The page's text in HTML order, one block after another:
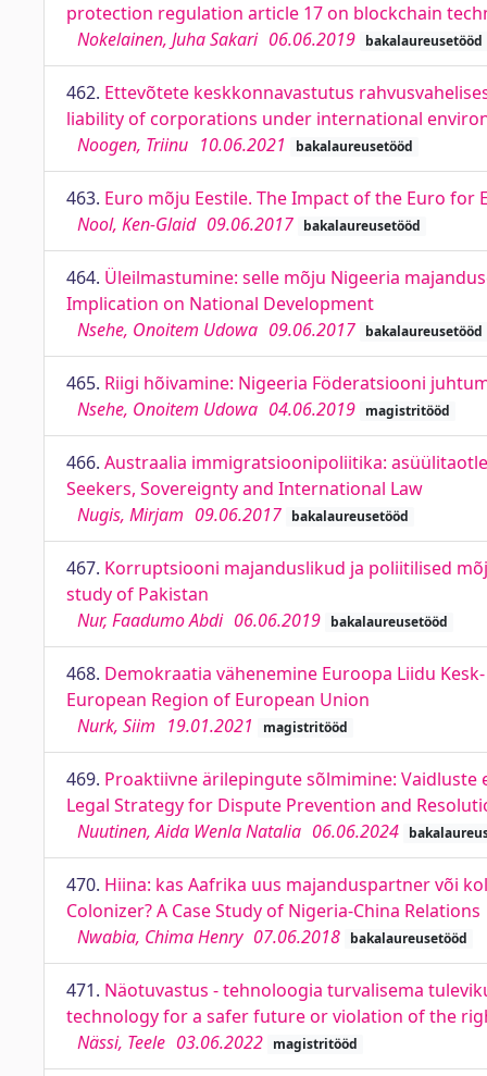
protection regulation article 17 on blockchain
Nokelainen, Juha Sakari 06.06.2019 bakalaureusetööd
462. Ettevõtete keskkonnavastutus
liability of corporations under international
Noogen, Triinu 10.06.2021 bakalaureusetööd
463. Euro mõju Eestile. The Impact of the Euro for
Nool, Ken-Glaid 09.06.2017 bakalaureusetööd
464. Üleilmastumine: selle mõju Nigeeria
Implication on National Development
Nsehe, Onoitem Udowa 09.06.2017 bakalaureusetööd
465. Riigi hõivamine: Nigeeria Föderatsiooni
Nsehe, Onoitem Udowa 04.06.2019 magistritööd
466. Austraalia immigratsioonipoliitika:
Seekers, Sovereignty and International Law
Nugis, Mirjam 09.06.2017 bakalaureusetööd
467. Korruptsiooni majanduslikud ja poliitilised
study of Pakistan
Nur, Faadumo Abdi 06.06.2019 bakalaureusetööd
468. Demokraatia vähenemine Euroopa Liidu
European Region of European Union
Nurk, Siim 19.01.2021 magistritööd
469. Proaktiivne ärilepingute sõlmimine: Vaidluste
Legal Strategy for Dispute Prevention and
Nuutinen, Aida Wenla Natalia 06.06.2024
470. Hiina: kas Aafrika uus majanduspartner või
Colonizer? A Case Study of Nigeria-China Relations
Nwabia, Chima Henry 07.06.2018 bakalaureusetööd
471. Näotuvastus - tehnoloogia turvalisema
technology for a safer future or violation of the
Nässi, Teele 03.06.2022 magistritööd